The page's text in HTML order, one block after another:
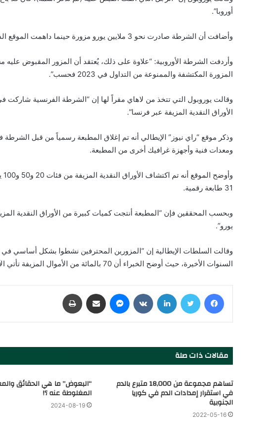
أوروبا”.
وأضافت أن الشرطة صادرت نحو 3 ملايين يورو مزورة حينما داهمت الموقع الذي يطبع فيه النقود في نابولي.
المزورة المكتشفة والممنوعة من التداول في 2023 فحسب”.
وقالت يوروبول التي تتخذ من لاهاي مقراً لها إن “الشرطة الفرنسية شاركت
الأوراق النقدية المزيفة عبر فرنسا”.
وذكر موقع “راي نيوز” الإيطالي أنه تم إغلاق المطبعة رسمياً من قبل
ومعدات فنية وأجهزة غرافيك أخرى من المطبعة.
31 طابعة رقمية.
يورو”.
وقالت السلطات الإيطالية إن “المزورين المحترفين نشطوا بشكل أساسي
السنوات الأخيرة، حيث أوضح الخبراء أن 70 بالمائة من الأموال المزيفة تأتي الآن من إيطاليا”.
مقالات ذات صلة
تساهم مجموعة من 18,000 متبرع بالدم
في استقرار إمدادات الدم في كوريا
الجنوبية
2022-05-16
“البعوض” ما هي الحقائق
المغلوطة عنه ؟!
2024-08-19